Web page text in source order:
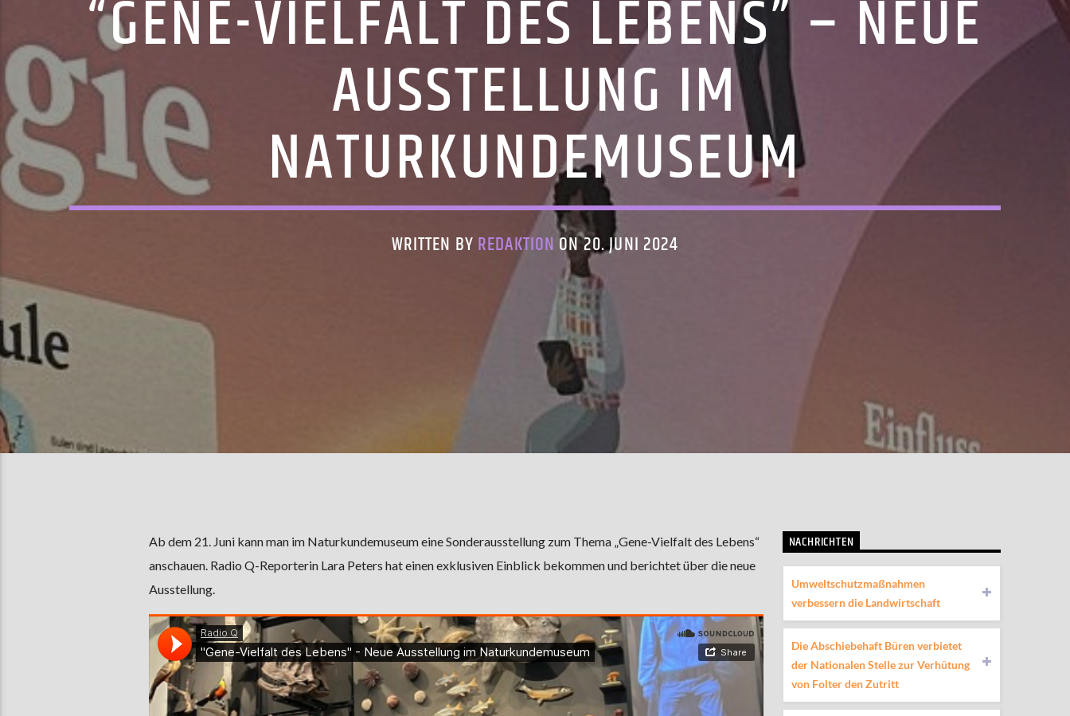
“GENE-VIELFALT DES LEBENS” – NEUE
AUSSTELLUNG IM
NATURKUNDEMUSEUM
WRITTEN BY REDAKTION ON 20. JUNI 2024
Ab dem 21. Juni kann man im Naturkundemuseum eine Sonderausstellung zum Thema „Gene-Vielfalt des Lebens“
anschauen. Radio Q-Reporterin Lara Peters hat einen exklusiven Einblick bekommen und berichtet über die neue
Ausstellung.
NACHRICHTEN
Umweltschutzmaßnahmen
verbessern die Landwirtschaft
Die Abschiebehaft Büren verbietet
der Nationalen Stelle zur Verhütung
von Folter den Zutritt